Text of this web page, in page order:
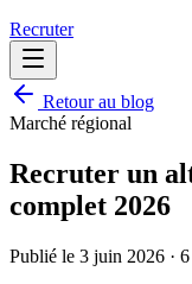
Recruter
Retour au blog
Marché régional
Recruter un
complet 2026
Publié le 3 juin 2026 ·